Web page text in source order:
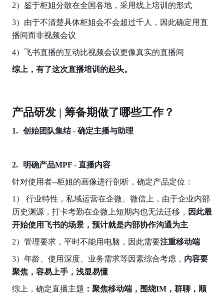
2）鉴于柜姐分散在全国各地，采用线上培训的形式
3）由于不清楚具体柜姐会不会超过千人，因此确定用直
播间而非视频会议
4）飞书直播的互动比视频会议更像真实的直播间
综上，有了这次直播培训的起头。
产品研发 | 筹备期做了哪些工作？
创始团队集结 - 确定主播与助理
明确产品MPF - 直播内容
针对使用者--柜姐的画像进行剖析，确定产品定位：
1） 行业特性，私域运营在企微、微信上，由于企业内部
历史渊源，打卡考勤在企微上短期内也无法迁移， 因此最
开始使用飞书的场景，预计就是内部协作沟通为主
2）管理要求，平时不能用电脑，因此需要注重移动端
3）年龄、使用深度、业务需求等因素综合考虑， 内容要
聚焦，容易上手，浅显易懂
综上，确定直播主题 ：聚焦移动端，围绕IM，群聊，顺